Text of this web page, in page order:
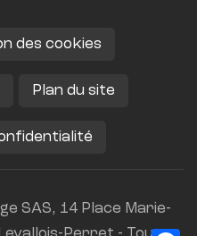
des cookies
Plan du site
SAS, 14 Place Marie-